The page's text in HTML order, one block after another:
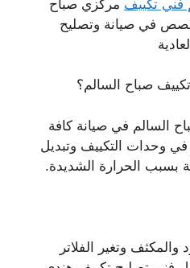
فني تكييف مركزي صباح
في صيانة وتصليح
صباح السالم؟
السالم في صيانة كافة
في وحدات التكييف وتبديل
بسبب الحرارة الشديدة.
والمكثف وتغير الفلاتر